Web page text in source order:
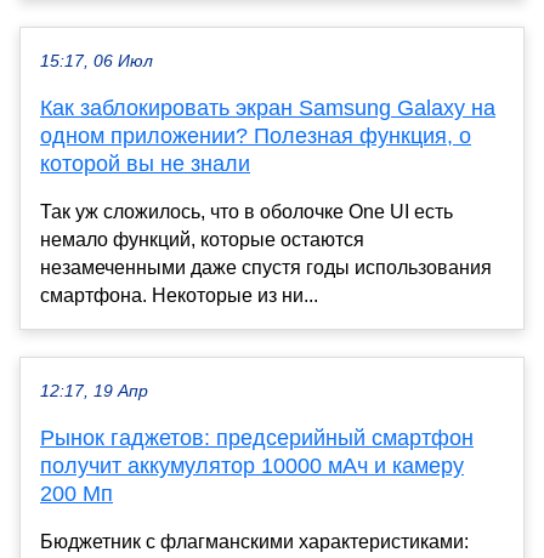
15:17, 06 Июл
Как заблокировать экран Samsung Galaxy на
одном приложении? Полезная функция, о
которой вы не знали
Так уж сложилось, что в оболочке One UI есть
немало функций, которые остаются
незамеченными даже спустя годы использования
смартфона. Некоторые из ни...
12:17, 19 Апр
Рынок гаджетов: предсерийный смартфон
получит аккумулятор 10000 мАч и камеру
200 Мп
Бюджетник с флагманскими характеристиками: